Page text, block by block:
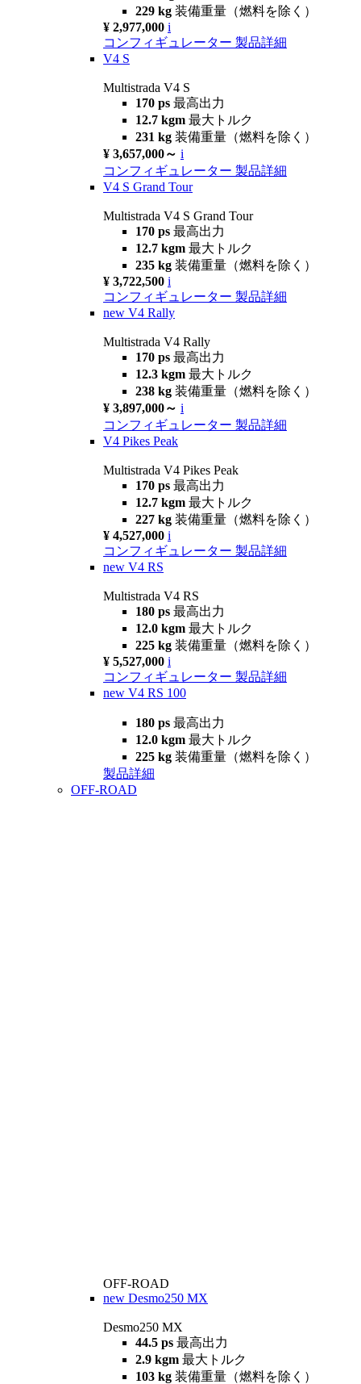
229 kg 装備重量（燃料を除く）
¥ 2,977,000 i
コンフィギュレーター 製品詳細
V4 S
Multistrada V4 S
170 ps 最高出力
12.7 kgm 最大トルク
231 kg 装備重量（燃料を除く）
¥ 3,657,000～ i
コンフィギュレーター 製品詳細
V4 S Grand Tour
Multistrada V4 S Grand Tour
170 ps 最高出力
12.7 kgm 最大トルク
235 kg 装備重量（燃料を除く）
¥ 3,722,500 i
コンフィギュレーター 製品詳細
new V4 Rally
Multistrada V4 Rally
170 ps 最高出力
12.3 kgm 最大トルク
238 kg 装備重量（燃料を除く）
¥ 3,897,000～ i
コンフィギュレーター 製品詳細
V4 Pikes Peak
Multistrada V4 Pikes Peak
170 ps 最高出力
12.7 kgm 最大トルク
227 kg 装備重量（燃料を除く）
¥ 4,527,000 i
コンフィギュレーター 製品詳細
new V4 RS
Multistrada V4 RS
180 ps 最高出力
12.0 kgm 最大トルク
225 kg 装備重量（燃料を除く）
¥ 5,527,000 i
コンフィギュレーター 製品詳細
new V4 RS 100
180 ps 最高出力
12.0 kgm 最大トルク
225 kg 装備重量（燃料を除く）
製品詳細
OFF-ROAD
OFF-ROAD
new Desmo250 MX
Desmo250 MX
44.5 ps 最高出力
2.9 kgm 最大トルク
103 kg 装備重量（燃料を除く）